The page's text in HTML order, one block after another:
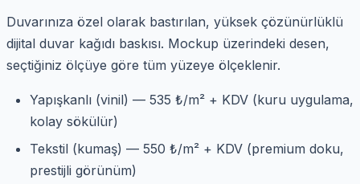
Duvarınıza özel olarak bastırılan, yüksek çözünürlüklü
dijital duvar kağıdı baskısı. Mockup üzerindeki desen,
seçtiğiniz ölçüye göre tüm yüzeye ölçeklenir.
Yapışkanlı (vinil) — 535 ₺/m² + KDV (kuru uygulama,
kolay sökülür)
Tekstil (kumaş) — 550 ₺/m² + KDV (premium doku,
prestijli görünüm)